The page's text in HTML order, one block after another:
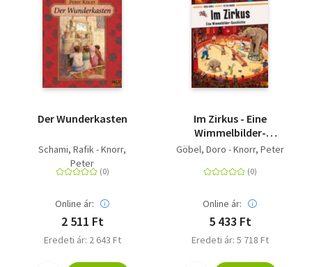
Der Wunderkasten
Schami, Rafik - Knorr,
Peter
Online ár:
2 511 Ft
Eredeti ár: 2 643 Ft
Im Zirkus - Eine
Wimmelbilder-
Geschichte.
Pappbilderbuch
Göbel, Doro - Knorr, Peter
Online ár:
5 433 Ft
Eredeti ár: 5 718 Ft